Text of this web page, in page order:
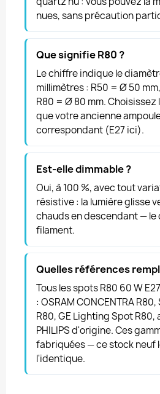
nues, sans précaution
Que signifie R80 ?
Le chiffre indique le
millimètres : R50 = Ø 50
R80 = Ø 80 mm.
que votre ancienne
correspondant (E27 ici).
Est-elle dimmable ?
Oui, à 100 %, avec tout
résistive : la lumière glisse
chauds en descendant — le
filament.
Quelles références
Tous les spots R80 60 W
: OSRAM CONCENTRA R80,
R80, GE Lighting Spot R80,
PHILIPS d'origine. Ces
fabriquées — ce stock neuf
l'identique.